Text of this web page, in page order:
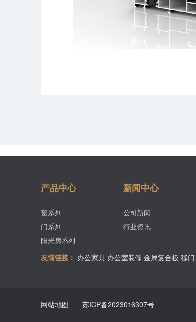
产品中心
窗系列
门系列
阳光房系列
新闻中心
公司新闻
行业资讯
友情链接： 办公家具 办公室装修 金属复合板 移门
网站地图 苏ICP备2023016307号